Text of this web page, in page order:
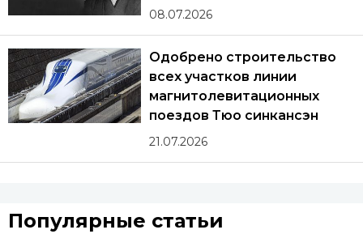
08.07.2026
Одобрено строительство
всех участков линии
магнитолевитационных
поездов Тюо синкансэн
21.07.2026
Популярные статьи